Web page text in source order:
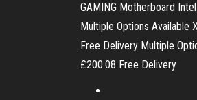
GAMING Motherboard
Multiple Options Available
Free Delivery Multiple
£200.08 Free Delivery